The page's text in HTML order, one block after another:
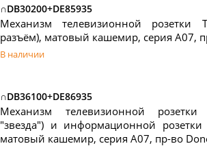
∩DB30200+DE85935
Механизм телевизионной розетки
разъём), матовый кашемир, серия A07,
В наличии
∩DB36100+DE86935
Механизм телевизионной
"звезда") и информационной розетки
матовый кашемир, серия A07, пр-во